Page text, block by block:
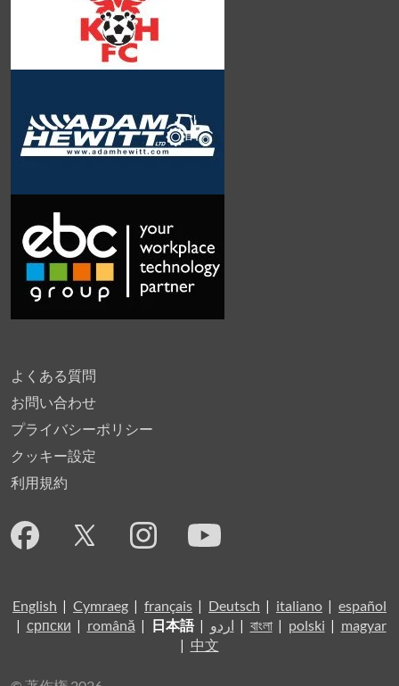
よくある質問
お問い合わせ
プライバシーポリシー
クッキー設定
利用規約
English | Cymraeg | français | Deutsch | italiano | español
| српски | română | 日本語| اردو | বাংলা| polski | magyar
| 中文